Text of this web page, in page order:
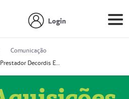
Login
Comunicação
Prestador Decordis Exames Cardiológicos LTDA (51004346-0)